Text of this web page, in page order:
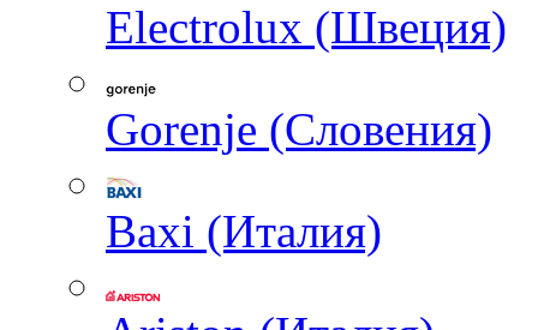
Electrolux (Швеция)
Gorenje (Словения)
Baxi (Италия)